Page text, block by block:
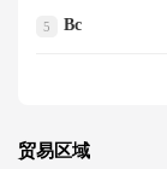
5 Bc
贸易区域